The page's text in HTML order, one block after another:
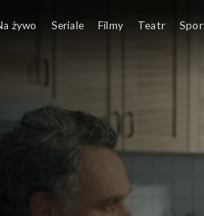
żywo Seriale Filmy Teatr